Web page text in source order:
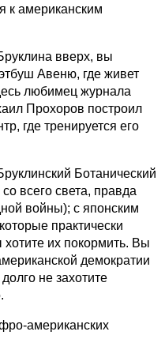
к американским
вверх, вы
Авеню, где живет
любимец журнала
Прохоров построил
где тренируется его
Ботанический
всего света, правда
войны); с японским
практически
их покормить. Вы
демократии
не захотите
американских